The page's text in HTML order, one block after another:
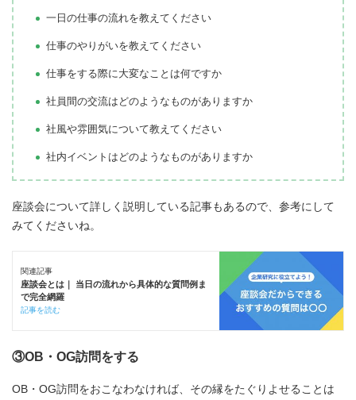
一日の仕事の流れを教えてください
仕事のやりがいを教えてください
仕事をする際に大変なことは何ですか
社員間の交流はどのようなものがありますか
社風や雰囲気について教えてください
社内イベントはどのようなものがありますか
座談会について詳しく説明している記事もあるので、参考にして
みてくださいね。
関連記事
座談会とは｜ 当日の流れから具体的な質問例ま
で完全網羅
記事を読む
③OB・OG訪問をする
OB・OG訪問をおこなわなければ、その縁をたぐりよせることは